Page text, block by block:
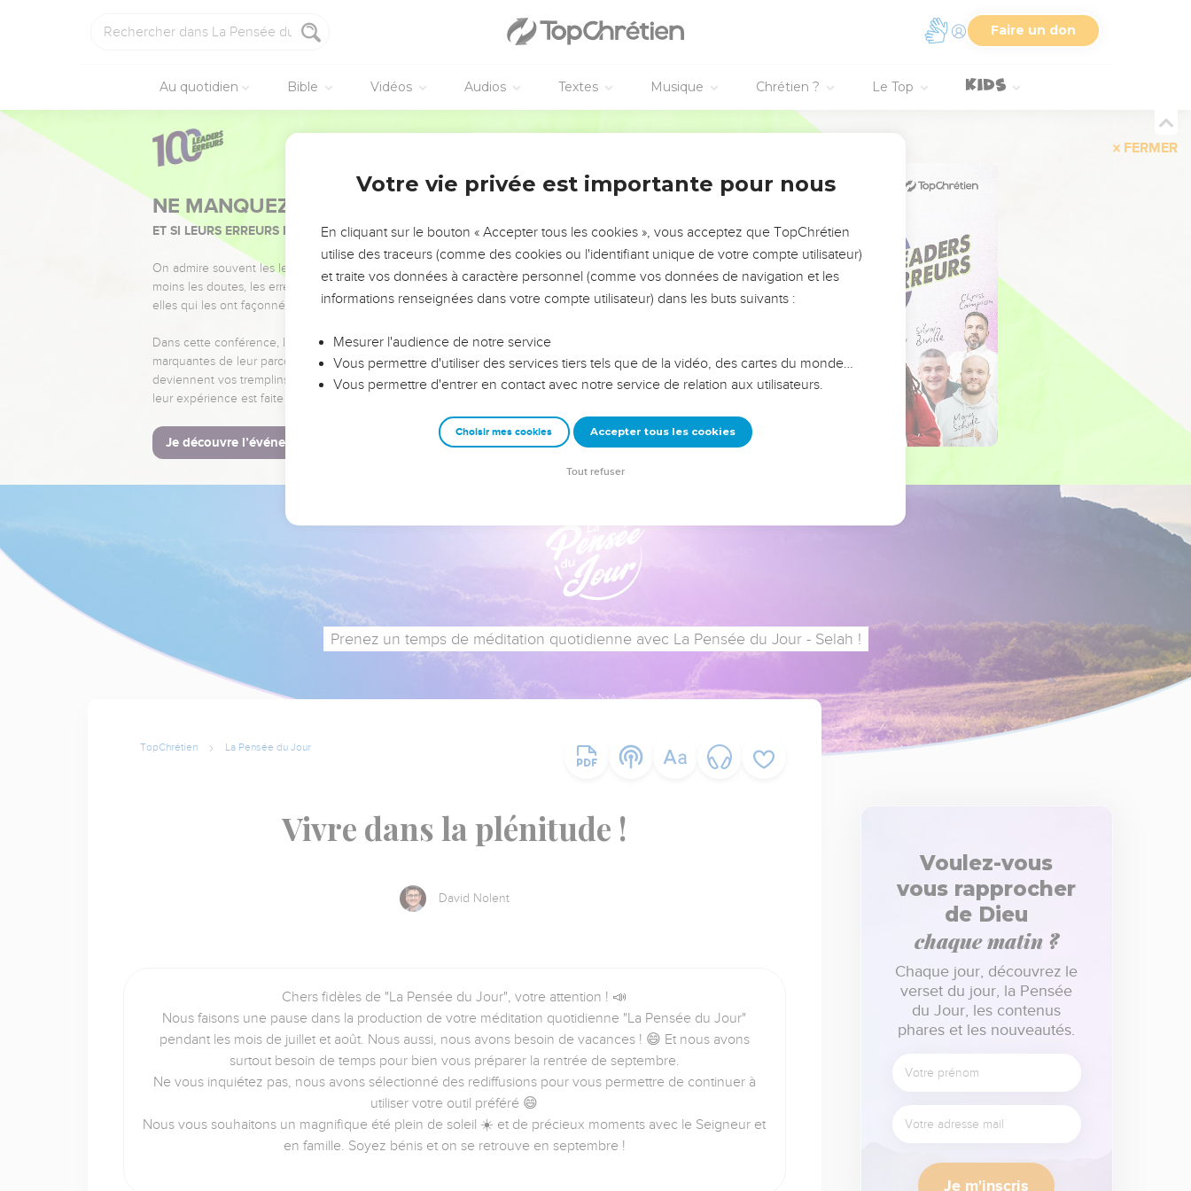
Faire un don
Au quotidien Bible Vidéos Audios Textes Musique Chrétien ? Le Top
FERMER
NE MANQUEZ PAS L’ÉVÉNEMENT DE L’ANNÉE !
ET SI LEURS ERREURS POUVAIENT VOUS ÉVITER LES VOTRES ?
On admire souvent les leaders pour leurs réussites, leur impact, leur foi ou leur vision. Mais on voit
moins les doutes, les erreurs et les saisons difficiles qu'ils ont traversés, alors même que ce sont
elles qui les ont façonnés.
Dans cette conférence, leaders, entrepreneurs, et responsables reviennent sur les erreurs
marquantes de leur parcours et les clés pour avancer avec plus de sagesse afin que leurs erreurs
deviennent vos tremplins. Que vous guidiez un ministère, une équipe, un groupe ou une famille,
leur expérience est faite pour vous.
Je découvre l’événement
Prenez un temps de méditation quotidienne avec La Pensée du Jour - Selah !
TopChrétien La Pensée du Jour
Vivre dans la plénitude !
David Nolent
Chers fidèles de "La Pensée du Jour", votre attention ! 📣
Nous faisons une pause dans la production de votre méditation quotidienne "La Pensée du Jour"
pendant les mois de juillet et août. Nous aussi, nous avons besoin de vacances ! 😄 Et nous avons
surtout besoin de temps pour bien vous préparer la rentrée de septembre.
Ne vous inquiétez pas, nous avons sélectionné des rediffusions pour vous permettre de continuer à
utiliser votre outil préféré 😄
Nous vous souhaitons un magnifique été plein de soleil ☀️ et de précieux moments avec le Seigneur et
en famille. Soyez bénis et on se retrouve en septembre !
Voulez-vous
vous rapprocher
de Dieu
chaque matin ?
Chaque jour, découvrez le
verset du jour, la Pensée
du Jour, les contenus
phares et les nouveautés.
Je m'inscris
Votre vie privée est importante pour nous
En cliquant sur le bouton « Accepter tous les cookies », vous acceptez que TopChrétien
utilise des traceurs (comme des cookies ou l'identifiant unique de votre compte utilisateur)
et traite vos données à caractère personnel (comme vos données de navigation et les
informations renseignées dans votre compte utilisateur) dans les buts suivants :
Mesurer l'audience de notre service
Vous permettre d'utiliser des services tiers tels que de la vidéo, des cartes du monde…
Vous permettre d'entrer en contact avec notre service de relation aux utilisateurs.
Choisir mes cookies Accepter tous les cookies
Tout refuser